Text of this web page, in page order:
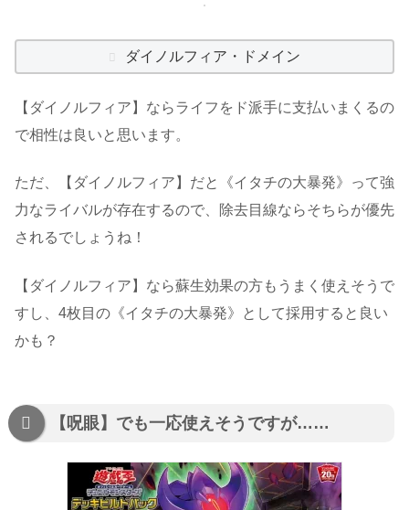
ダイノルフィア・ドメイン
【ダイノルフィア】ならライフをド派手に支払いまくるの
で相性は良いと思います。
ただ、【ダイノルフィア】だと《イタチの大暴発》って強
力なライバルが存在するので、除去目線ならそちらが優先
されるでしょうね！
【ダイノルフィア】なら蘇生効果の方もうまく使えそうで
すし、4枚目の《イタチの大暴発》として採用すると良い
かも？
【呪眼】でも一応使えそうですが……